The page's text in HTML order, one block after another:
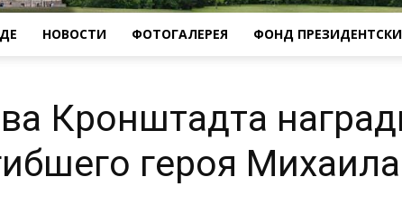
НОВОСТИ ФОТОГАЛЕРЕЯ ФОНД
Кронштадта
героя